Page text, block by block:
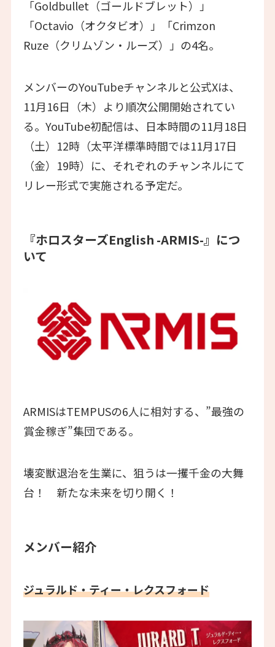
「Goldbullet（ゴールドブレット）」
「Octavio（オクタビオ）」「Crimzon
Ruze（クリムゾン・ルーズ）」の4名。
メンバーのYouTubeチャンネルと公式Xは、
11月16日（木）より順次公開開始されてい
る。YouTube初配信は、日本時間の11月18日
（土）12時（太平洋標準時間では11月17日
（金）19時）に、それぞれのチャンネルにて
リレー形式で実施される予定だ。
『ホロスターズEnglish -ARMIS-』につ
いて
ARMISはTEMPUSの6人に相対する、”最強の
賞金稼ぎ”集団である。
壊変獣退治を生業に、狙うは一攫千金の大舞
台！ 新たな未来を切り開く！
メンバー紹介
ジュラルド・ティー・レクスフォード